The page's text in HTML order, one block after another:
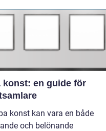
konst: en guide för
konst kan vara en både
och belönande